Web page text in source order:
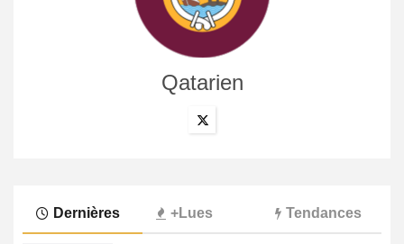
Qatarien
Dernières +Lues Tendances